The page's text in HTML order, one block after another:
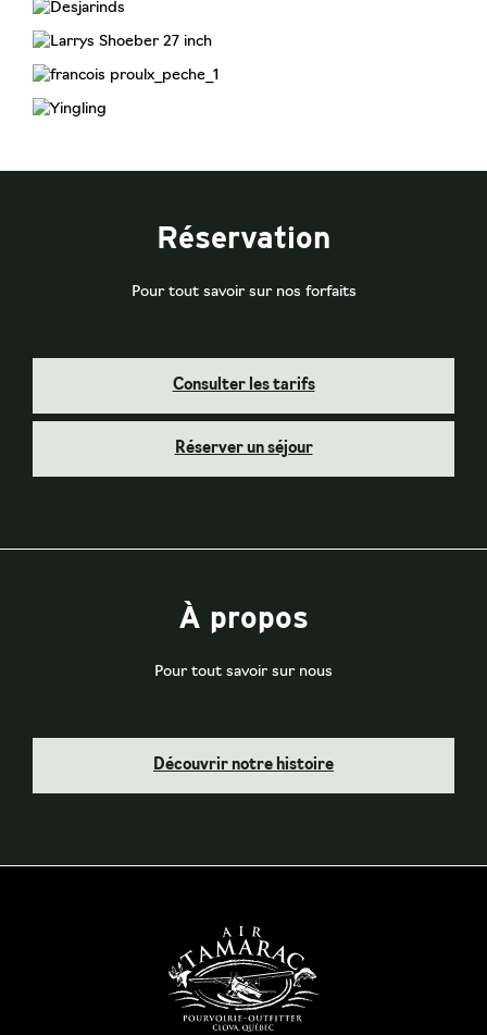
Réservation
Pour tout savoir sur nos forfaits
Consulter les tarifs
Réserver un séjour
À propos
Pour tout savoir sur nous
Découvrir notre histoire